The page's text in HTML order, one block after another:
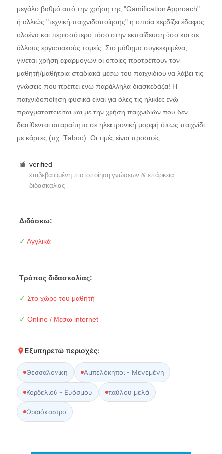
μεγάλο βαθμό από την χρήση της "Gamification Approach"
ή αλλιώς "τεχνική παιχνιδοποίησης" η οποία κερδίζει έδαφος
ολοένα και περισσότερο τόσο στην εκπαίδευση όσο και σε
άλλους εργασιακούς τομείς. Στο μάθημα συγκεκριμένα,
γίνεται χρήση εφαρμογών οι οποίες προτρέπουν τον
μαθητή/μαθήτρια σταδιακά μέσω του παιχνιδιού να λάβει τις
γνώσεις που πρέπει ενώ παράλληλα διασκεδάζει! Η
παιχνιδοποίηση φυσικά είναι για όλες τις ηλικίες ενώ
πραγματοποιείται και με την χρήση παιχνιδιών που δεν
διατίθενται απαραίτητα σε ηλεκτρονική μορφή όπως παιχνίδι
με κάρτες (πχ. Τabοο). Οι τιμές είναι προσιτές.
verified
επιβεβαιωμένη πιστοποίηση γνώσεων & επάρκεια
διδασκαλίας
Διδάσκω:
✓ Αγγλικά
Τρόπος διδασκαλίας:
✓ Στο χώρο του μαθητή
✓ Online / Μέσω internet
Εξυπηρετώ περιοχές:
Θεσσαλονίκη Αμπελόκηποι - Μενεμένη
Κορδελιού - Ευόσμου παύλου μελά
Ωραιόκαστρο